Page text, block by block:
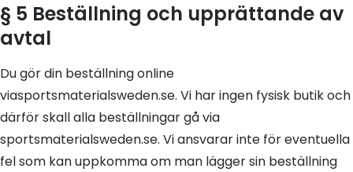
§ 5 Beställning och upprättande av
avtal
Du gör din beställning online
viasportsmaterialsweden.se. Vi har ingen fysisk butik och
därför skall alla beställningar gå via
sportsmaterialsweden.se. Vi ansvarar inte för eventuella
fel som kan uppkomma om man lägger sin beställning